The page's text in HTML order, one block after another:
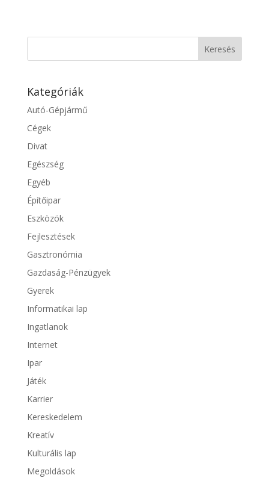
Kategóriák
Autó-Gépjármű
Cégek
Divat
Egészség
Egyéb
Építőipar
Eszközök
Fejlesztések
Gasztronómia
Gazdaság-Pénzügyek
Gyerek
Informatikai lap
Ingatlanok
Internet
Ipar
Játék
Karrier
Kereskedelem
Kreatív
Kulturális lap
Megoldások